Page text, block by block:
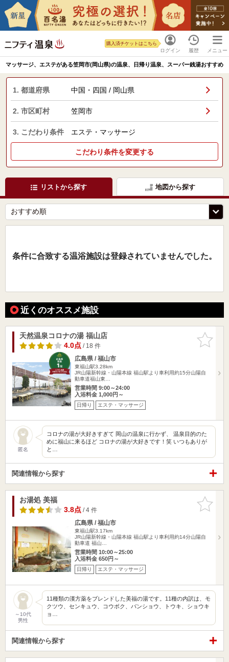
ログイン
購入済チケットはこちら
履歴 メニュー
マッサージ、エステがある笠岡市(岡山県)の温泉、日帰り温泉、スーパー銭湯おすすめ
1. 都道府県 中国・四国 / 岡山県
2. 市区町村 笠岡市
3. こだわり条件 エステ・マッサージ
こだわり条件を変更する
リストから探す 地図から探す
条件に合致する温浴施設は登録されていませんでした。
近くのオススメ施設
お気に入
りに追加
天然温泉コロナの湯 福山店
4.0点/ 18 件
広島県 / 福山市
東福山駅3.28km
JR山陽新幹線・山陽本線 福山駅より車利用約15分山陽自
動車道福山東…
営業時間 9:00～24:00
入浴料金 1,000円～
日帰り エステ・マッサージ
匿名
コロナの湯が大好きすぎて 岡山の温泉に行かず、 温泉目的のた
めに福山に来るほど コロナの湯が大好きです！笑 いつもありが
と…
関連情報から探す
お気に入
りに追加
お湯処 美福
3.8点/ 4 件
広島県 / 福山市
東福山駅3.17km
JR山陽新幹線・山陽本線 福山駅より車利用約14分山陽自
動車道 福山…
営業時間 10:00～25:00
入浴料金 650円～
日帰り エステ・マッサージ
～10代
男性
11種類の漢方薬をブレンドした美福の湯です。11種の内訳は、モ
クツウ、センキュウ、コウボク、バンショウ、トウキ、ショウキ
ョ…
関連情報から探す